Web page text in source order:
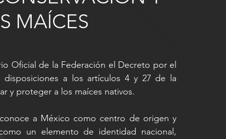
MAÍCES
Oficial de la Federación el Decreto por el
disposiciones a los artículos 4 y 27 de la
y proteger a los maíces nativos.
a México como centro de origen y
un elemento de identidad nacional,